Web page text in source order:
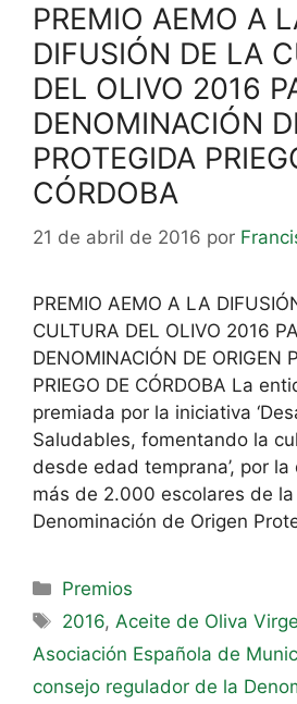
PREMIO AEMO A
DIFUSIÓN DE LA
DEL OLIVO 2016
DENOMINACIÓN
PROTEGIDA
CÓRDOBA
21 de abril de 2016 por
PREMIO AEMO A LA
CULTURA DEL OLIVO 2016
DENOMINACIÓN DE ORIGEN
PRIEGO DE CÓRDOBA La
premiada por la iniciativa
Saludables, fomentando la
desde edad temprana’, por
más de 2.000 escolares de la
Denominación de Origen
Premios
2016, Aceite de Oliva
Asociación Española de
consejo regulador de la